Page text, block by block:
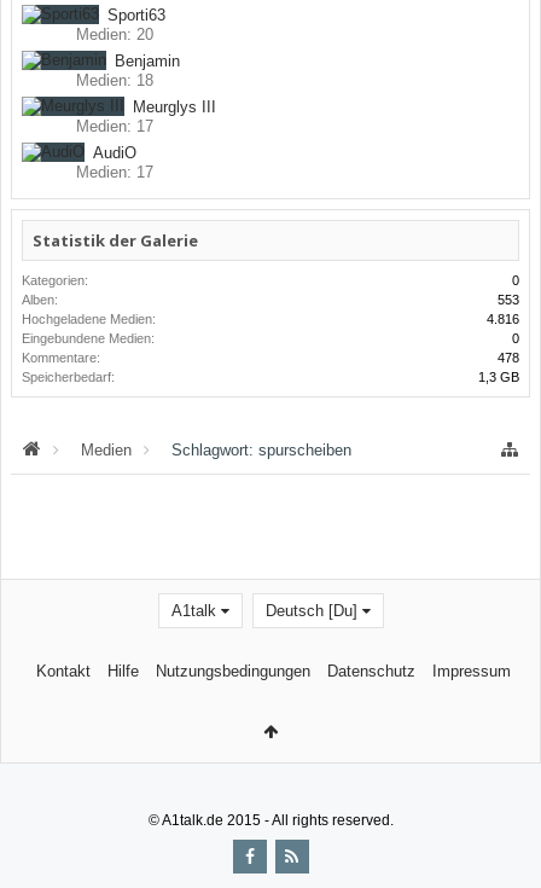
Sporti63
Medien: 20
Benjamin
Medien: 18
Meurglys III
Medien: 17
AudiO
Medien: 17
Statistik der Galerie
Kategorien:
0
Alben:
553
Hochgeladene Medien:
4.816
Eingebundene Medien:
0
Kommentare:
478
Speicherbedarf:
1,3 GB
Medien Schlagwort: spurscheiben
A1talk Deutsch [Du]
Kontakt Hilfe Nutzungsbedingungen Datenschutz Impressum
© A1talk.de 2015 - All rights reserved.